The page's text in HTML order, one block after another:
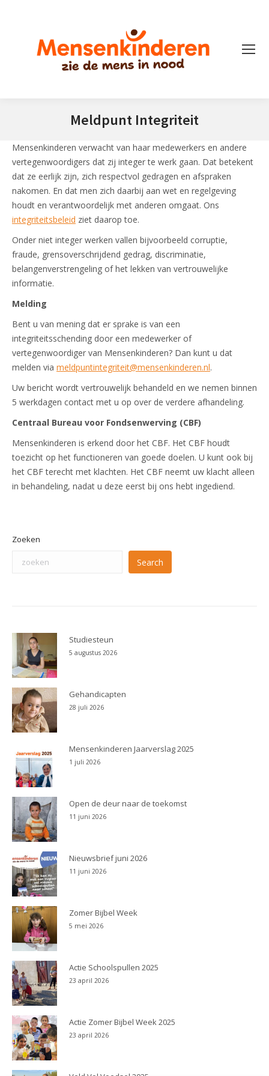
Meldpunt Integriteit
Mensenkinderen verwacht van haar medewerkers en andere
vertegenwoordigers dat zij integer te werk gaan. Dat betekent
dat ze eerlijk zijn, zich respectvol gedragen en afspraken
nakomen. En dat men zich daarbij aan wet en regelgeving
houdt en verantwoordelijk met anderen omgaat. Ons
integriteitsbeleid ziet daarop toe.
Onder niet integer werken vallen bijvoorbeeld corruptie,
fraude, grensoverschrijdend gedrag, discriminatie,
belangenverstrengeling of het lekken van vertrouwelijke
informatie.
Melding
Bent u van mening dat er sprake is van een
integriteitsschending door een medewerker of
vertegenwoordiger van Mensenkinderen? Dan kunt u dat
melden via meldpuntintegriteit@mensenkinderen.nl.
Uw bericht wordt vertrouwelijk behandeld en we nemen binnen
5 werkdagen contact met u op over de verdere afhandeling.
Centraal Bureau voor Fondsenwerving (CBF)
Mensenkinderen is erkend door het CBF. Het CBF houdt
toezicht op het functioneren van goede doelen. U kunt ook bij
het CBF terecht met klachten. Het CBF neemt uw klacht alleen
in behandeling, nadat u deze eerst bij ons hebt ingediend.
Zoeken
Search
Studiesteun
5 augustus 2026
Gehandicapten
28 juli 2026
Mensenkinderen Jaarverslag 2025
1 juli 2026
Open de deur naar de toekomst
11 juni 2026
Nieuwsbrief juni 2026
11 juni 2026
Zomer Bijbel Week
5 mei 2026
Actie Schoolspullen 2025
23 april 2026
Actie Zomer Bijbel Week 2025
23 april 2026